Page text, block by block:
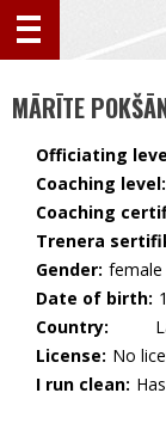
MĀRĪTE
Officiating
Coaching level:
Coaching
Trenera
Gender: female
Date of birth:
Country:
🇱🇻
License: No
I run clean: